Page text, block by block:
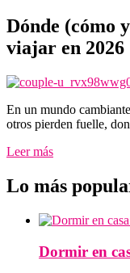
Dónde (cómo
viajar en 2026
En un mundo
otros pierden fuelle,
Leer más
Lo más
Dormir en